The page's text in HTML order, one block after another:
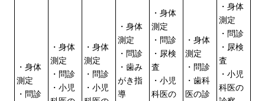
・身体
測定
・問診
・身体
測定
・問診
・小児
・身体
測定
・問診
・小児
・身体
測定
・問診
・歯み
がき指
導
・身体
測定
・問診
・尿検
査
・小児
科医の
・身体
測定
・問診
・歯科
医の診
・身体
測定
・問診
・尿検
査
・小児
科医の